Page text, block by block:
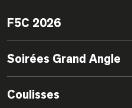
F5C 2026
Soirées Grand Angle
Coulisses